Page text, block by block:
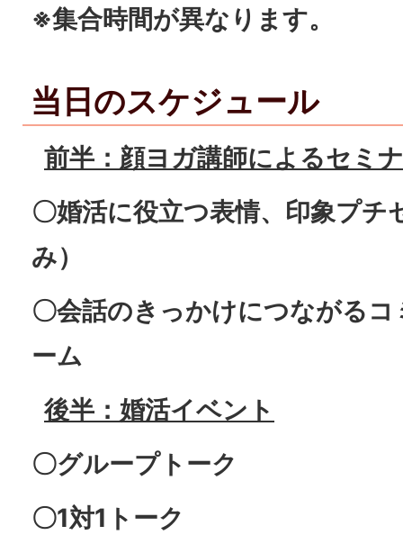
※集合時間が異なります。
当日のスケジュール
前半：顔ヨガ講師によるセミ
〇婚活に役立つ表情、印象プチ
み）
〇会話のきっかけにつながる
ーム
後半：婚活イベント
〇グループトーク
〇1対1トーク